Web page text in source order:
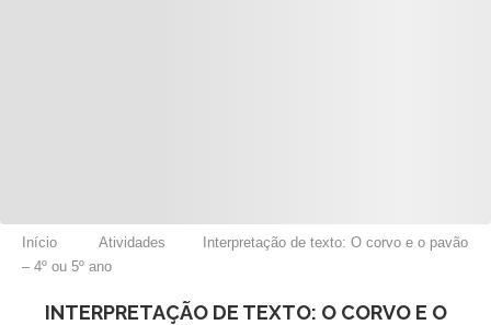
Início Atividades
Interpretação de texto: O corvo e o pavão
– 4º ou 5º ano
INTERPRETAÇÃO DE TEXTO: O CORVO E O